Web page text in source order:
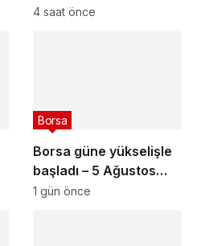
oldu
4 saat önce
Borsa güne yükselişle
başladı – 5 Ağustos
2026
Borsa
1 gün önce